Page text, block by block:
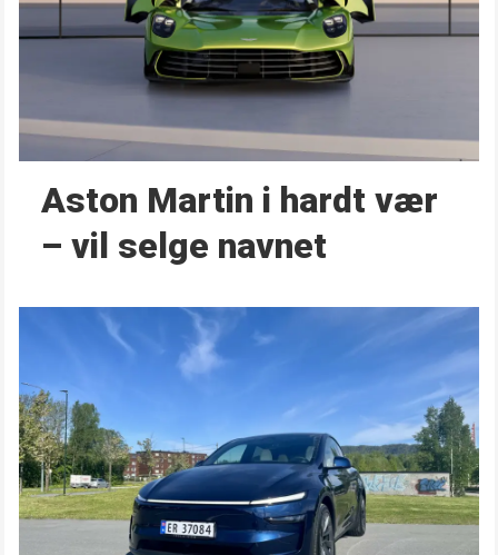
Aston Martin i hardt vær
– vil selge navnet